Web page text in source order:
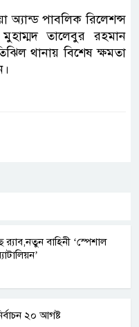
অ্যান্ড পাবলিক রিলেশন্স
তালেবুর রহমান
থানায় বিশেষ ক্ষমতা
র‍্যাব,নতুন বাহিনী ‘স্পেশাল
২০ আগষ্ট